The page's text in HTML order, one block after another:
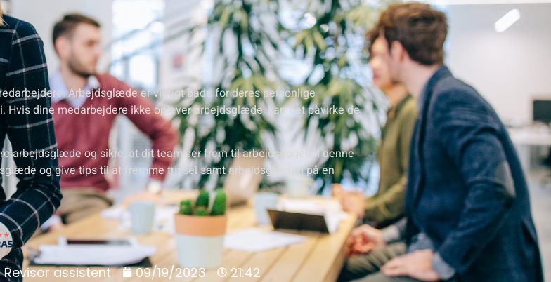
Arbejdsglæde er vigtigt både for deres personlige
Hvis dine medarbejdere ikke oplever arbejdsglæde, kan det påvirke de
arbejdsglæde og sikre, at dit team ser frem til arbejdsdagen. I denne
og give tips til at fremme trivsel samt arbejdsglæden på en
Revisor assistent 09/19/2023 21:42